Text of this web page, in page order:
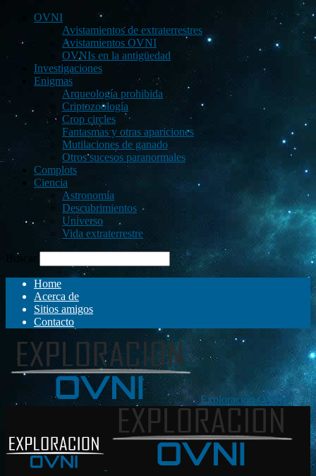
OVNI
Avistamientos de extraterrestres
Avistamientos OVNI
OVNIs en la antigüedad
Investigaciones
Enigmas
Arqueología prohibida
Criptozoología
Crop circles
Fantasmas y otras apariciones
Mutilaciones de ganado
Otros sucesos paranormales
Complots
Ciencia
Astronomía
Descubrimientos
Universo
Vida extraterrestre
Buscar
Home
Acerca de
Sitios amigos
Contacto
Exploración OVNI